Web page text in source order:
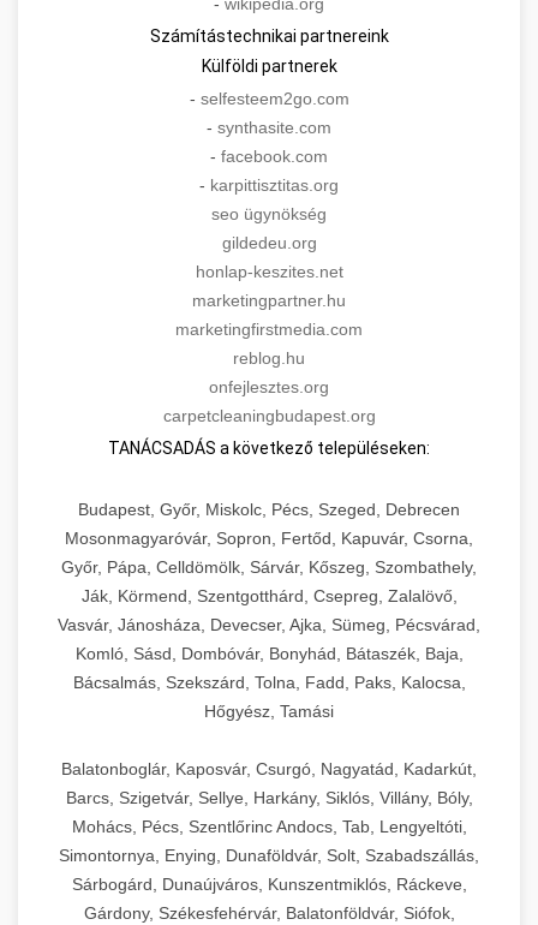
- wikipedia.org
Számítástechnikai partnereink
Külföldi partnerek
- selfesteem2go.com
- synthasite.com
- facebook.com
- karpittisztitas.org
seo ügynökség
gildedeu.org
honlap-keszites.net
marketingpartner.hu
marketingfirstmedia.com
reblog.hu
onfejlesztes.org
carpetcleaningbudapest.org
TANÁCSADÁS a következő településeken:
Budapest, Győr, Miskolc, Pécs, Szeged, Debrecen
Mosonmagyaróvár, Sopron, Fertőd, Kapuvár, Csorna,
Győr, Pápa, Celldömölk, Sárvár, Kőszeg, Szombathely,
Ják, Körmend, Szentgotthárd, Csepreg, Zalalövő,
Vasvár, Jánosháza, Devecser, Ajka, Sümeg, Pécsvárad,
Komló, Sásd, Dombóvár, Bonyhád, Bátaszék, Baja,
Bácsalmás, Szekszárd, Tolna, Fadd, Paks, Kalocsa,
Hőgyész, Tamási
Balatonboglár, Kaposvár, Csurgó, Nagyatád, Kadarkút,
Barcs, Szigetvár, Sellye, Harkány, Siklós, Villány, Bóly,
Mohács, Pécs, Szentlőrinc Andocs, Tab, Lengyeltóti,
Simontornya, Enying, Dunaföldvár, Solt, Szabadszállás,
Sárbogárd, Dunaújváros, Kunszentmiklós, Ráckeve,
Gárdony, Székesfehérvár, Balatonföldvár, Siófok,